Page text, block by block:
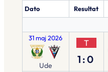
Dato Resultat
31 maj 2026
Ude
T
1:0